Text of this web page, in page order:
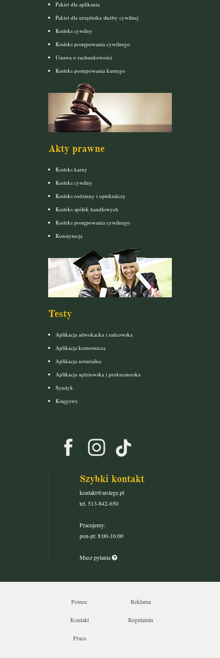
Pakiet dla aplikanta
Pakiet dla urzędnika służby cywilnej
Kodeks cywilny
Kodeks postępowania cywilnego
Ustawa o rachunkowości
Kodeks postepowania karnego
Akty prawne
Kodeks karny
Kodeks cywilny
Kodeks rodzinny i opiekuńczy
Kodeks spółek handlowych
Kodeks postępowania cywilnego
Konstytucja
Testy
Aplikacja adwokacka i radcowska
Aplikacja komornicza
Aplikacja notarialna
Aplikacja sędziowska i prokuratorska
Syndyk
Księgowy
Szybki kontakt
kontakt@arslege.pl
tel. 513-842-650
Pracujemy:
pon-pt: 8:00-16:00
Masz pytania
Pomoc Reklama
Kontakt Regulamin
Praca